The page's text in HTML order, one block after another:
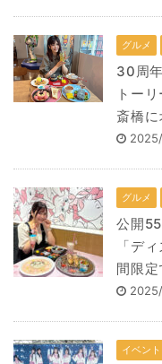
グルメ
30周
トー
斎橋
グルメ
公開
「デ
間限
イベン